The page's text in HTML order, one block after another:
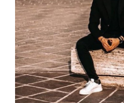
Sesso:
Categorie:
Marca:
Utilizzo:
Codice:
Anche con lenti graduate: